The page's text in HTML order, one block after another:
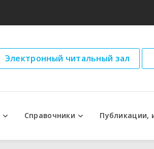
Электронный читальный зал
Справочники Публикации,